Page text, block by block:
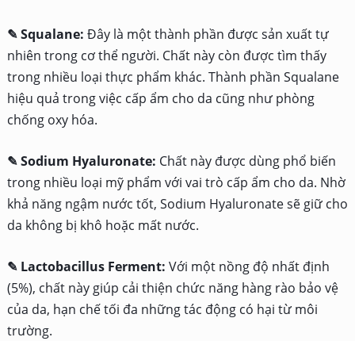
✎ Squalane: Đây là một thành phần được sản xuất tự
nhiên trong cơ thể người. Chất này còn được tìm thấy
trong nhiều loại thực phẩm khác. Thành phần Squalane
hiệu quả trong việc cấp ẩm cho da cũng như phòng
chống oxy hóa.
✎ Sodium Hyaluronate: Chất này được dùng phổ biến
trong nhiều loại mỹ phẩm với vai trò cấp ẩm cho da. Nhờ
khả năng ngậm nước tốt, Sodium Hyaluronate sẽ giữ cho
da không bị khô hoặc mất nước.
✎ Lactobacillus Ferment: Với một nồng độ nhất định
(5%), chất này giúp cải thiện chức năng hàng rào bảo vệ
của da, hạn chế tối đa những tác động có hại từ môi
trường.